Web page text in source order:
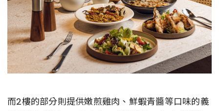
而2樓的部分則提供嫩煎雞肉、鮮蝦青醬等口味的義